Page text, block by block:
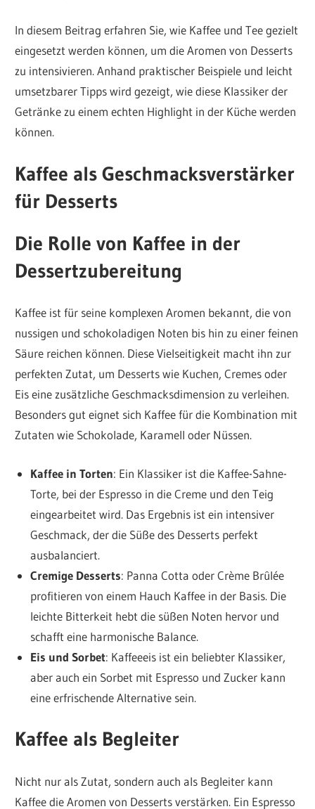
In diesem Beitrag erfahren Sie, wie Kaffee und Tee gezielt
eingesetzt werden können, um die Aromen von Desserts
zu intensivieren. Anhand praktischer Beispiele und leicht
umsetzbarer Tipps wird gezeigt, wie diese Klassiker der
Getränke zu einem echten Highlight in der Küche werden
können.
Kaffee als Geschmacksverstärker
für Desserts
Die Rolle von Kaffee in der
Dessertzubereitung
Kaffee ist für seine komplexen Aromen bekannt, die von
nussigen und schokoladigen Noten bis hin zu einer feinen
Säure reichen können. Diese Vielseitigkeit macht ihn zur
perfekten Zutat, um Desserts wie Kuchen, Cremes oder
Eis eine zusätzliche Geschmacksdimension zu verleihen.
Besonders gut eignet sich Kaffee für die Kombination mit
Zutaten wie Schokolade, Karamell oder Nüssen.
Kaffee in Torten: Ein Klassiker ist die Kaffee-Sahne-
Torte, bei der Espresso in die Creme und den Teig
eingearbeitet wird. Das Ergebnis ist ein intensiver
Geschmack, der die Süße des Desserts perfekt
ausbalanciert.
Cremige Desserts: Panna Cotta oder Crème Brûlée
profitieren von einem Hauch Kaffee in der Basis. Die
leichte Bitterkeit hebt die süßen Noten hervor und
schafft eine harmonische Balance.
Eis und Sorbet: Kaffeeeis ist ein beliebter Klassiker,
aber auch ein Sorbet mit Espresso und Zucker kann
eine erfrischende Alternative sein.
Kaffee als Begleiter
Nicht nur als Zutat, sondern auch als Begleiter kann
Kaffee die Aromen von Desserts verstärken. Ein Espresso